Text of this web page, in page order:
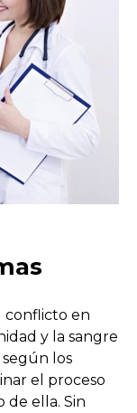
conflicto en
y la sangre
los
el proceso
ella. Sin